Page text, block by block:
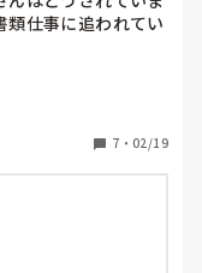
仕事に追われてい
できません。どう
7 ・ 02/19